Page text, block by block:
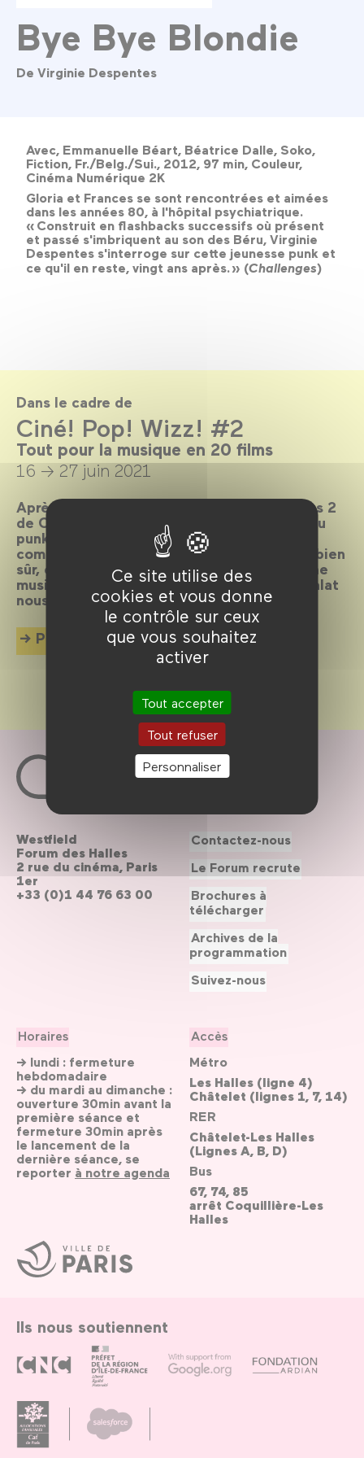
Ce site utilise des
cookies et vous donne
le contrôle sur ceux
que vous souhaitez
activer
Tout accepter
Tout refuser
Personnaliser
Bye Bye Blondie
De Virginie Despentes
Avec, Emmanuelle Béart, Béatrice Dalle, Soko,
Fiction, Fr./Belg./Sui., 2012, 97 min, Couleur,
Cinéma Numérique 2K
Gloria et Frances se sont rencontrées et aimées
dans les années 80, à l'hôpital psychiatrique.
« Construit en flashbacks successifs où présent
et passé s'imbriquent au son des Béru, Virginie
Despentes s'interroge sur cette jeunesse punk et
ce qu'il en reste, vingt ans après. » (Challenges)
Dans le cadre de
Ciné! Pop! Wizz! #2
Tout pour la musique en 20 films
16 → 27 juin 2021
Après deux annulations, le voilà enfin, l’opus 2
de Ciné! Pop! Wizz!, avec une exploration du
punk au cinéma et un hommage au grand
compositeur de musique Michel Magne. Et bien
sûr, carte blanche à des invité·es de la scène
musicale, Rebeka Warrior et Bertrand Burgalat
nous font l’honneur de leur participation !
Plus d'info
Ville
de
Paris
Westfield
Forum des Halles
2 rue du cinéma, Paris
1er
+33 (0)1 44 76 63 00
Horaires
→ lundi : fermeture
hebdomadaire
→ du mardi au dimanche :
ouverture 30min avant la
première séance et
fermeture 30min après
le lancement de la
dernière séance, se
reporter à notre agenda
Accès
Métro
Les Halles (ligne 4)
Châtelet (lignes 1, 7, 14)
RER
Châtelet-Les Halles
(Lignes A, B, D)
Bus
67, 74, 85
arrêt Coquillière-Les
Halles
Contactez-nous
Le Forum recrute
Brochures à
télécharger
Archives de la
programmation
Suivez-nous
Ils nous soutiennent